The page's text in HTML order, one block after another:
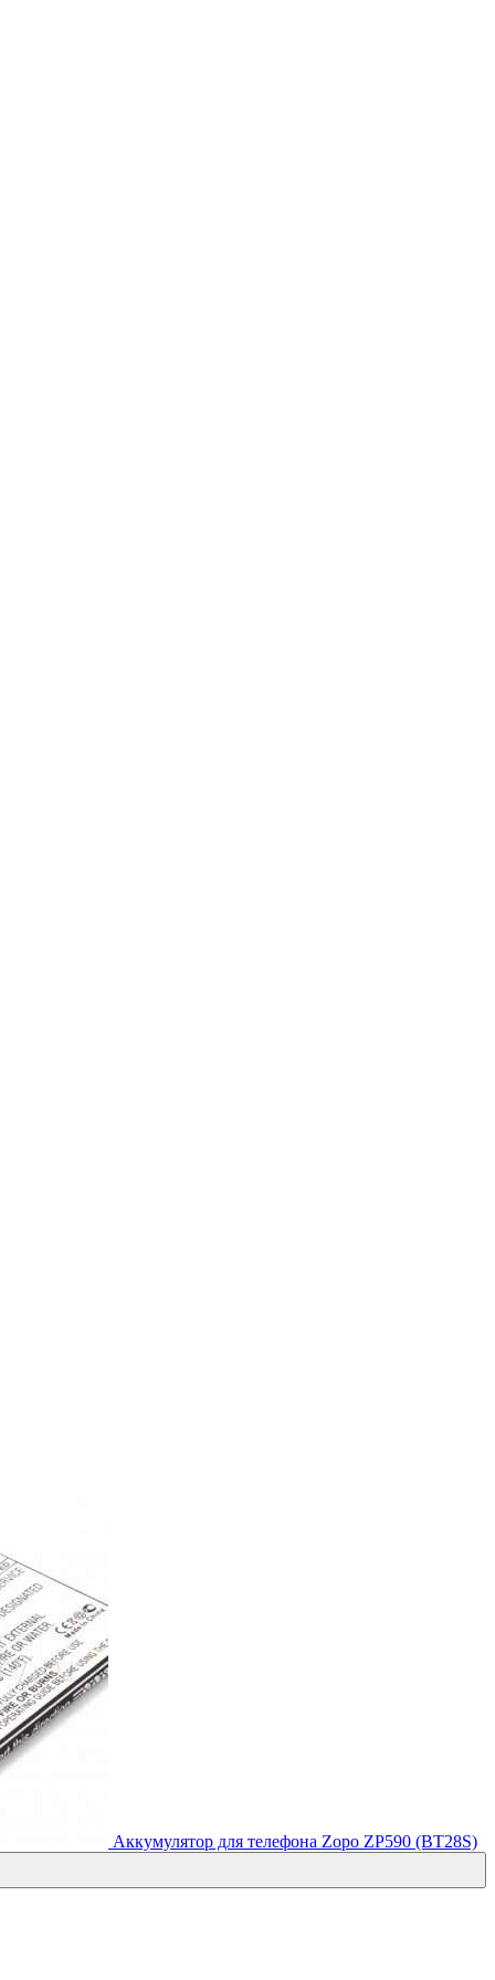
Аккумулятор для телефона Zopo ZP590 (BT28S)